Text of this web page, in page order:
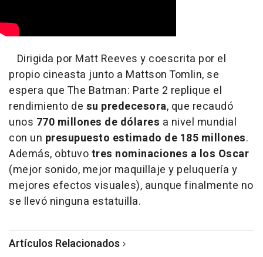
Dirigida por Matt Reeves y coescrita por el
propio cineasta junto a Mattson Tomlin, se
espera que The Batman: Parte 2 replique el
rendimiento de su predecesora, que recaudó
unos 770 millones de dólares a nivel mundial
con un presupuesto estimado de 185 millones.
Además, obtuvotres nominaciones a los Oscar
(mejor sonido, mejor maquillaje y peluquería y
mejores efectos visuales), aunque finalmente no
se llevó ninguna estatuilla.
Artículos Relacionados